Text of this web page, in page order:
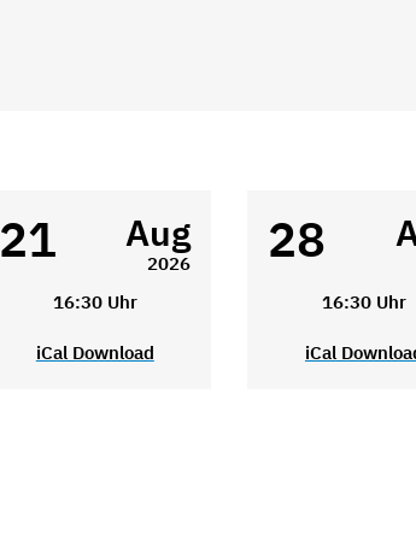
21 Aug
2026
16:30 Uhr
iCal Download
28
16:30 Uhr
iCal